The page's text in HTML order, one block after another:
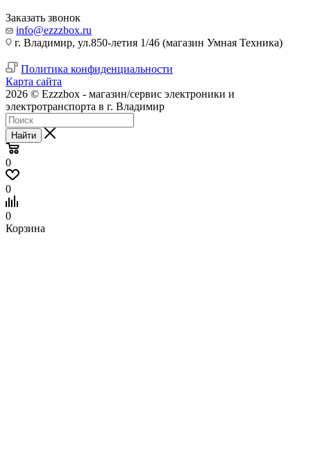
Заказать звонок
info@ezzzbox.ru
г. Владимир, ул.850-летия 1/46 (магазин Умная Техника)
Политика конфиденциальности
Карта сайта
2026 © Ezzzbox - магазин/сервис электроники и
электротранспорта в г. Владимир
Найти
0
0
0
Корзина